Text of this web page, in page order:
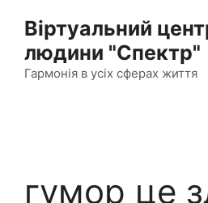
контенту
Віртуальний
людини "Спектр"
Гармонія в усіх сферах життя
гумор це